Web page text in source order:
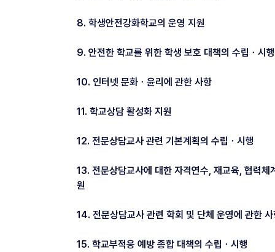
8. 학생안전강화학교의 운영 지원
9. 안전한 학교를 위한 학생 보호 대책의 수립ㆍ시행
10. 인터넷 문화ㆍ윤리에 관한 사항
11. 학교상담 활성화 지원
12. 전문상담교사 관련 기본계획의 수립ㆍ시행
13. 전문상담교사에 대한 자격연수, 재교육, 협력체
원
14. 전문상담교사 관련 학회 및 단체 운영에 관한
15. 학교부적응 예방 종합 대책의 수립ㆍ시행